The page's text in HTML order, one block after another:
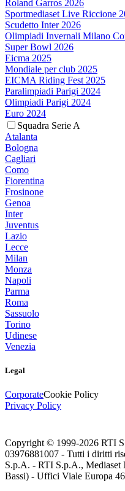
Roland Garros 2026
Sportmediaset Live Riccione
Scudetto Inter 2026
Olimpiadi Invernali Milano
Super Bowl 2026
Eicma 2025
Mondiale per club 2025
EICMA Riding Fest 2025
Paralimpiadi Parigi 2024
Olimpiadi Parigi 2024
Euro 2024
Squadra Serie A
Atalanta
Bologna
Cagliari
Como
Fiorentina
Frosinone
Genoa
Inter
Juventus
Lazio
Lecce
Milan
Monza
Napoli
Parma
Roma
Sassuolo
Torino
Udinese
Venezia
Legal
CorporateCookie Policy
Privacy Policy
Copyright © 1999-2026 RTI
03976881007 - Tutti i diritti
S.p.A. - RTI S.p.A., Mediaset
Bassi) - Uffici Viale Europa